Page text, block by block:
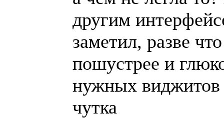
другим
заметил, разве
пошустрее и
нужных
чутка